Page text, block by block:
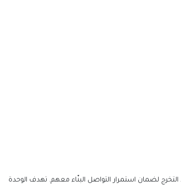
لضمان استمرار التواصل البنّاء معهم. تهدف الوحدة